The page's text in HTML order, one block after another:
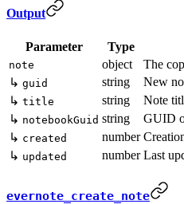
Output
Parameter Type
note object
The
↳ guid string
New
↳ title string
Note
↳ notebookGuid string
GUID
↳ created number
↳ updated number Last
evernote_create_note